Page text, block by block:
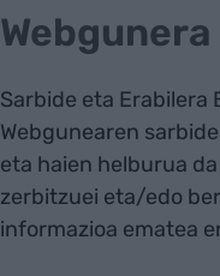
Sarbide eta Erabilera
Webgunearen
eta haien helburua
zerbitzuei eta/edo
informazioa ematea